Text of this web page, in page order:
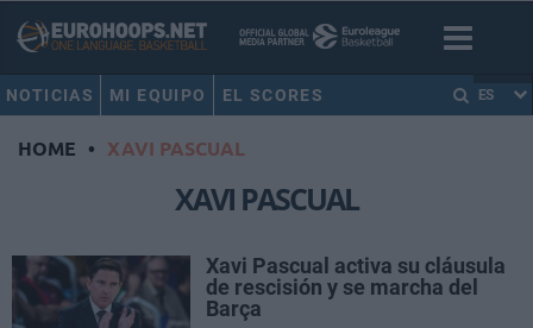
NOTICIAS MI EQUIPO EL SCORES ES
HOME • XAVI PASCUAL
XAVI PASCUAL
Xavi Pascual activa su cláusula
de rescisión y se marcha del
Barça